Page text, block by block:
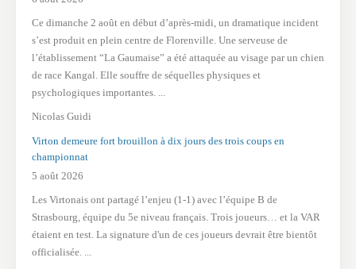
Ce dimanche 2 août en début d’après-midi, un dramatique incident
s’est produit en plein centre de Florenville. Une serveuse de
l’établissement “La Gaumaise” a été attaquée au visage par un chien
de race Kangal. Elle souffre de séquelles physiques et
psychologiques importantes. ...
Nicolas Guidi
Virton demeure fort brouillon à dix jours des trois coups en
championnat
5 août 2026
Les Virtonais ont partagé l’enjeu (1-1) avec l’équipe B de
Strasbourg, équipe du 5e niveau français. Trois joueurs… et la VAR
étaient en test. La signature d'un de ces joueurs devrait être bientôt
officialisée. ...